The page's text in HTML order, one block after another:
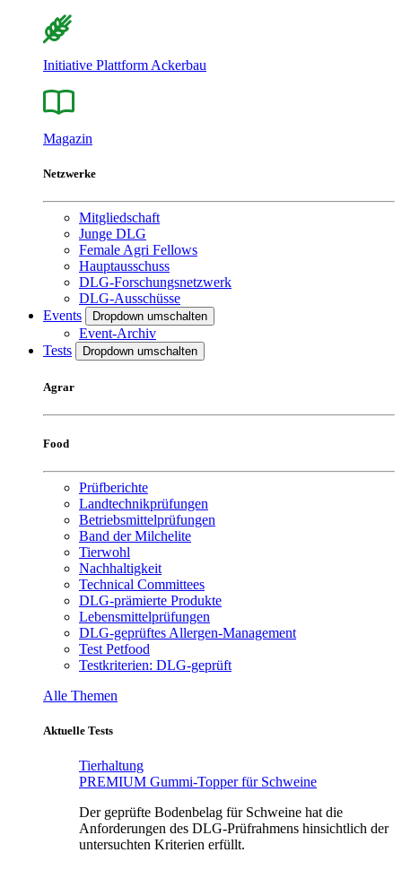
Initiative Plattform Ackerbau
Magazin
Netzwerke
Mitgliedschaft
Junge DLG
Female Agri Fellows
Hauptausschuss
DLG-Forschungsnetzwerk
DLG-Ausschüsse
Events
Dropdown umschalten
Event-Archiv
Tests
Dropdown umschalten
Agrar
Food
Prüfberichte
Landtechnikprüfungen
Betriebsmittelprüfungen
Band der Milchelite
Tierwohl
Nachhaltigkeit
Technical Committees
DLG-prämierte Produkte
Lebensmittelprüfungen
DLG-geprüftes Allergen-Management
Test Petfood
Testkriterien: DLG-geprüft
Alle Themen
Aktuelle Tests
Tierhaltung
PREMIUM Gummi-Topper für Schweine
Der geprüfte Bodenbelag für Schweine hat die
Anforderungen des DLG-Prüfrahmens hinsichtlich der
untersuchten Kriterien erfüllt.